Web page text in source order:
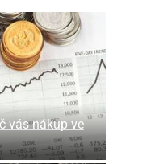
vás nákup ve